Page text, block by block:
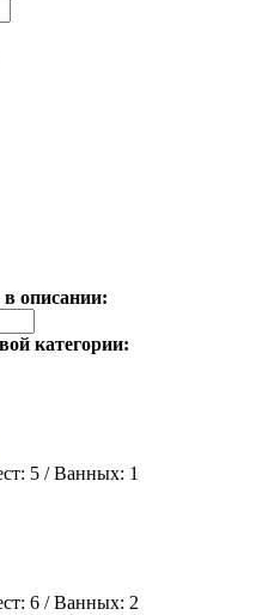
описании:
категории:
5 /Ванных: 1
6 /Ванных: 2